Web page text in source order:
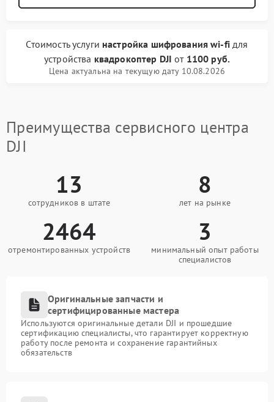
Стоимость услуги настройка шифрования wi-fiдля
устройства квадрокоптер DJI от 1100 руб.
Цена актуальна на текущую дату 10.08.2026
Преимущества сервисного центра
DJI
13
сотрудников в штате
8
лет на рынке
2464
отремонтированных устройств
3
минимальный опыт работы
специалистов
Оригинальные запчасти и
сертифицированные мастера
Используются оригинальные детали DJI и прошедшие
сертификацию специалисты, что гарантирует корректную
работу после ремонта и сохранение гарантийных
обязательств